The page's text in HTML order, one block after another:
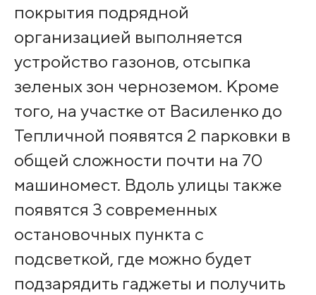
покрытия подрядной
организацией выполняется
устройство газонов, отсыпка
зеленых зон черноземом. Кроме
того, на участке от Василенко до
Тепличной появятся 2 парковки в
общей сложности почти на 70
машиномест. Вдоль улицы также
появятся 3 современных
остановочных пункта с
подсветкой, где можно будет
подзарядить гаджеты и получить